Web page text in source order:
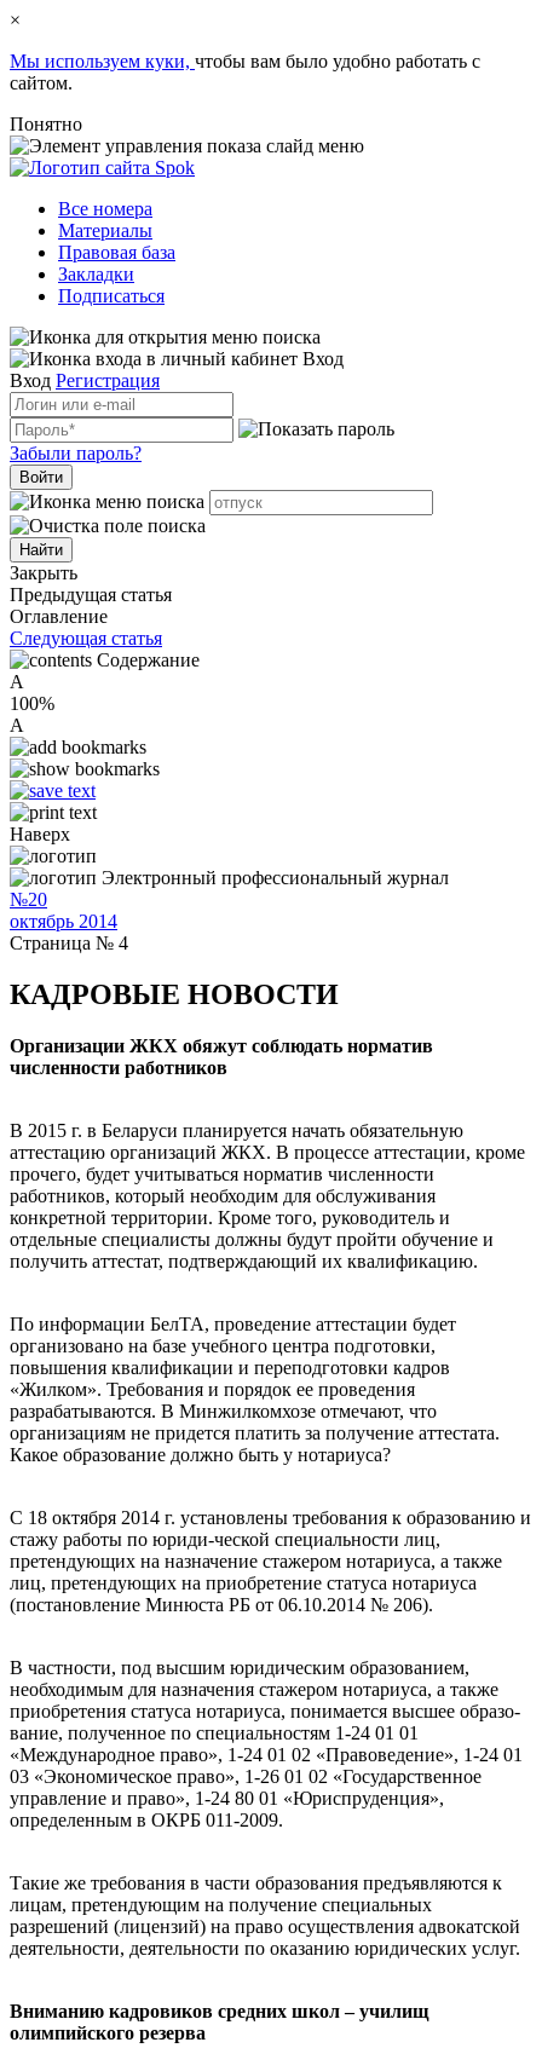
×
Мы используем куки, чтобы вам было удобно работать с
сайтом.
Понятно
Все номера
Материалы
Правовая база
Закладки
Подписаться
Вход
Вход Регистрация
Забыли пароль?
Войти
Закрыть
Предыдущая статья
Оглавление
Следующая статья
Содержание
A
100%
A
Наверх
Электронный профессиональный журнал
№20
октябрь 2014
Страница № 4
КАДРОВЫЕ НОВОСТИ
Организации ЖКХ обяжут соблюдать норматив
численности работников
В 2015 г. в Беларуси планируется начать обязательную
аттестацию организаций ЖКХ. В процессе аттестации, кроме
прочего, будет учитываться норматив численности
работников, который необходим для обслуживания
конкретной территории. Кроме того, руководитель и
отдельные специалисты должны будут пройти обучение и
получить аттестат, подтверждающий их квалификацию.
По информации БелТА, проведение аттестации будет
организовано на базе учебного центра подготовки,
повышения квалификации и переподготовки кадров
«Жилком». Требования и порядок ее проведения
разрабатываются. В Минжилкомхозе отмечают, что
организациям не придется платить за получение аттестата.
Какое образование должно быть у нотариуса?
С 18 октября 2014 г. установлены требования к образованию и
стажу работы по юриди-ческой специальности лиц,
претендующих на назначение стажером нотариуса, а также
лиц, претендующих на приобретение статуса нотариуса
(постановление Минюста РБ от 06.10.2014 № 206).
В частности, под высшим юридическим образованием,
необходимым для назначения стажером нотариуса, а также
приобретения статуса нотариуса, понимается высшее образо-
вание, полученное по специальностям 1-24 01 01
«Международное право», 1-24 01 02 «Правоведение», 1-24 01
03 «Экономическое право», 1-26 01 02 «Государственное
управление и право», 1-24 80 01 «Юриспруденция»,
определенным в ОКРБ 011-2009.
Такие же требования в части образования предъявляются к
лицам, претендующим на получение специальных
разрешений (лицензий) на право осуществления адвокатской
деятельности, деятельности по оказанию юридических услуг.
Вниманию кадровиков средних школ – училищ
олимпийского резерва